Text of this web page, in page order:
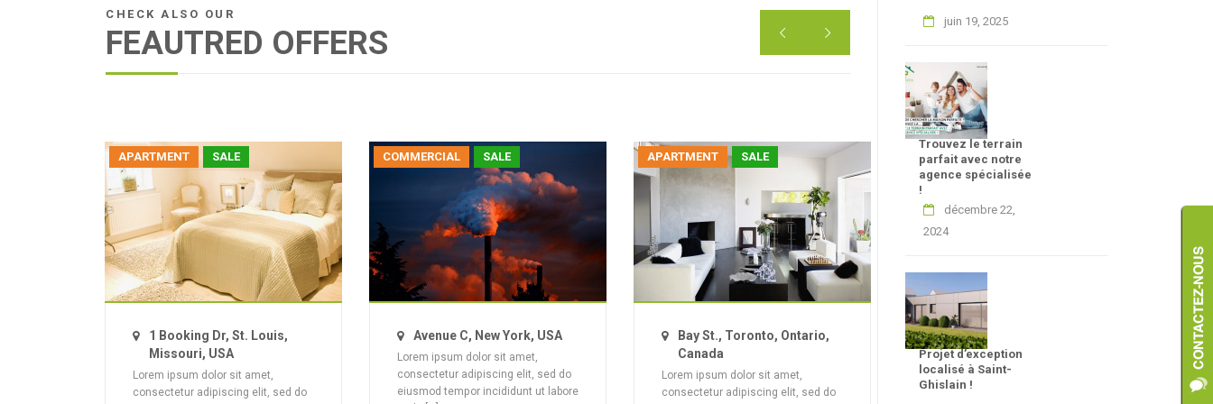
CHECK ALSO OUR
FEAUTRED OFFERS 

APARTMENT SALE
1 Booking Dr, St. Louis,
Missouri, USA
Lorem ipsum dolor sit amet,
consectetur adipiscing elit, sed do
COMMERCIAL SALE
Avenue C, New York, USA
Lorem ipsum dolor sit amet,
consectetur adipiscing elit, sed do
eiusmod tempor incididunt ut labore
APARTMENT SALE
Bay St., Toronto, Ontario,
Canada
Lorem ipsum dolor sit amet,
consectetur adipiscing elit, sed do
COMMERCIAL SALE
Quebec, Canada
Lorem ipsum dolor sit amet,
eiusmod tempor incididunt ut labore
et do [...]
Price:
2800 ft2
et
juin 19, 2025
Trouvez le terrain
parfait avec notre
agence spécialisée
!
décembre 22,
2024
Projet d’exception
localisé à Saint-
Ghislain !